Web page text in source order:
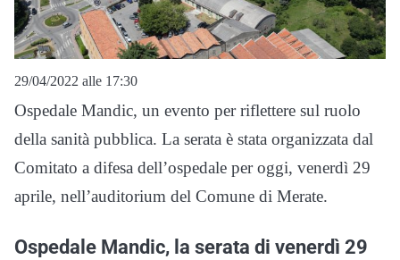
29/04/2022 alle 17:30
Ospedale Mandic, un evento per riflettere sul ruolo
della sanità pubblica. La serata è stata organizzata dal
Comitato a difesa dell’ospedale per oggi, venerdì 29
aprile, nell’auditorium del Comune di Merate.
Ospedale Mandic, la serata di venerdì 29